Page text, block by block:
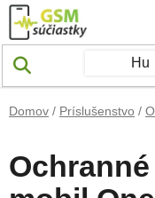
Prejsť na obsah
Domov / Príslušenstvo /